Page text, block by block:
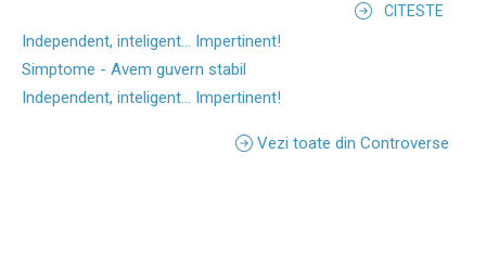
CITESTE
Independent, inteligent... Impertinent!
Simptome - Avem guvern stabil
Independent, inteligent... Impertinent!
Vezi toate din Controverse